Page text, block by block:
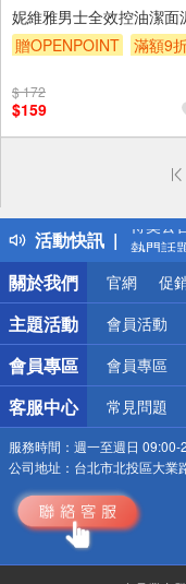
妮維雅男士全效控油潔面
贈OPENPOINT
滿額9
$ 172
$159
活動快訊
偏遠地
得獎公
熱門話
銀行優
偏遠地
詐騙網
關於我們
官網 促
主題活動 會員活動
會員專區 會員專區
客服中心 常見問題
服務時間： 週一至週日 09:00-
公司地址： 台北市北投區大業